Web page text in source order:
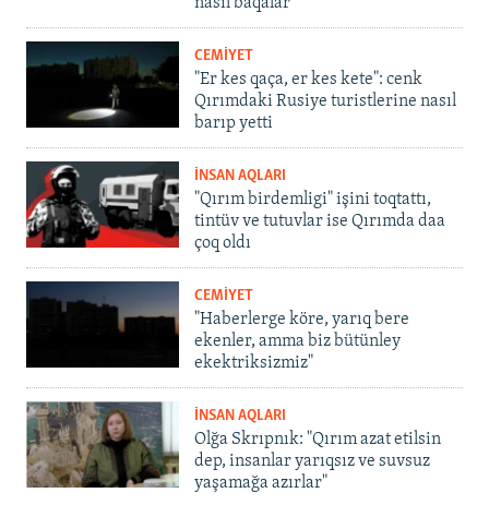
nasıl baqalar
CEMİYET
"Er kes qaça, er kes kete": cenk
Qırımdaki Rusiye turistlerine nasıl
barıp yetti
İNSAN AQLARI
"Qırım birdemligi" işini toqtattı,
tintüv ve tutuvlar ise Qırımda daa
çoq oldı
CEMİYET
"Haberlerge köre, yarıq bere
ekenler, amma biz bütünley
ekektriksizmiz"
İNSAN AQLARI
Olğa Skrıpnık: "Qırım azat etilsin
dep, insanlar yarıqsız ve suvsuz
yaşamağa azırlar"